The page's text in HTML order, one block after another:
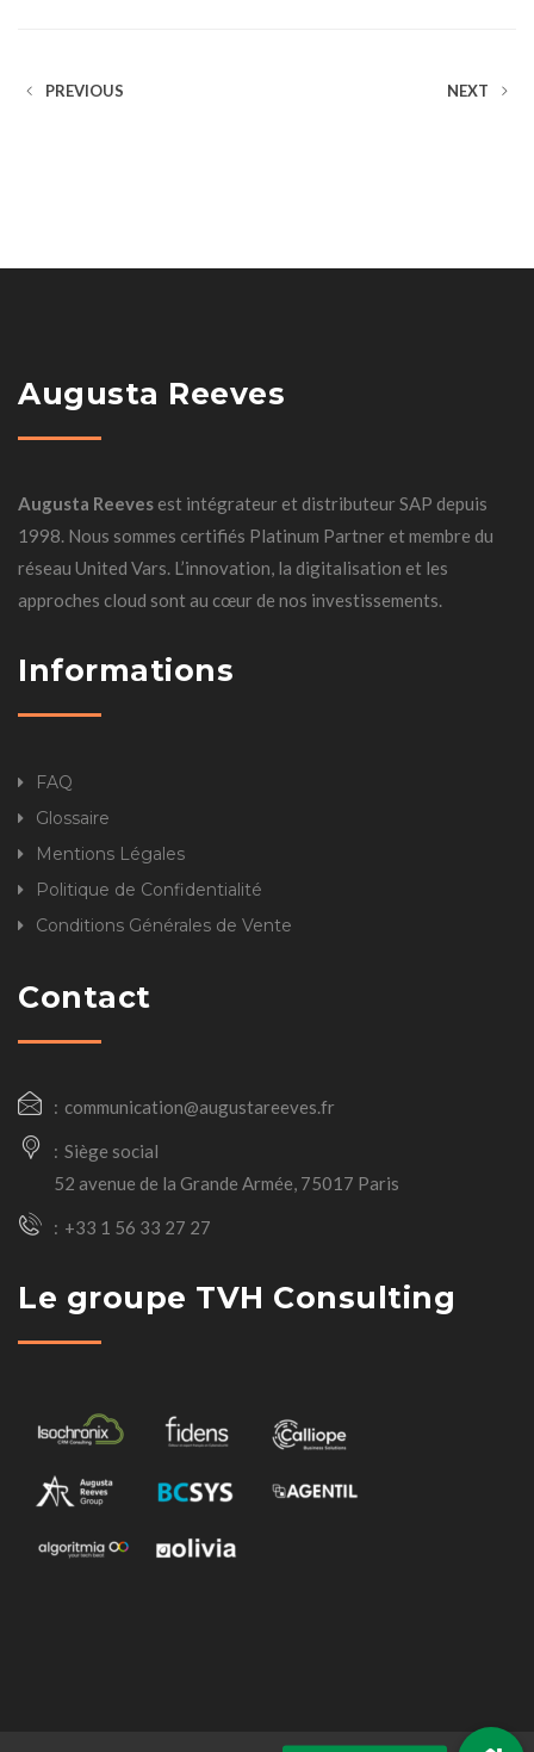
PREVIOUS NEXT
Augusta Reeves
Augusta Reeves est intégrateur et distributeur SAP depuis
1998. Nous sommes certifiés Platinum Partner et membre du
réseau United Vars. L’innovation, la digitalisation et les
approches cloud sont au cœur de nos investissements.
Informations
FAQ
Glossaire
Mentions Légales
Politique de Confidentialité
Conditions Générales de Vente
Contact
communication@augustareeves.fr
Siège social
52 avenue de la Grande Armée, 75017 Paris
+33 1 56 33 27 27
Le groupe TVH Consulting